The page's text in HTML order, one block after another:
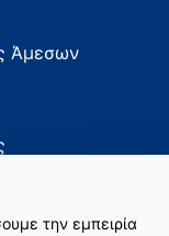
Άμεσων
την εμπειρία